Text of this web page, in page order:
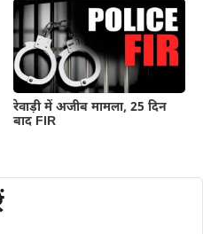
रेवाड़ी में अजीब मामला, 25 दिन
बाद FIR